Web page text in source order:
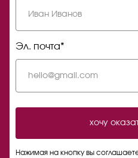
Эл. почта*
хочу
Нажимая на кнопку вы